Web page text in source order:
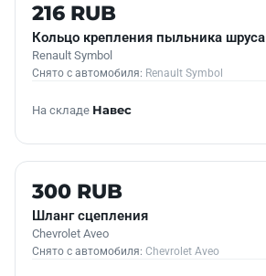
216 RUB
Кольцо крепления пыльника шруса
Renault Symbol
Снято с автомобиля: Renault Symbol
На складе Навес
Б/У В НАЛИЧИИ
300 RUB
Шланг сцепления
Chevrolet Aveo
Снято с автомобиля: Chevrolet Aveo